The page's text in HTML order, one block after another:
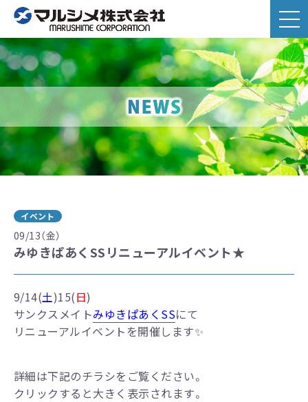
イベント
09/13（金）
みゆきぱあくSSリニューアルイベント★
9/14(土)15(日)
サンクスメイトみゆきぱあくSSにて
リニューアルイベントを開催します✨
詳細は下記のチラシをご覧ください。
クリックすると大きく表示されます。